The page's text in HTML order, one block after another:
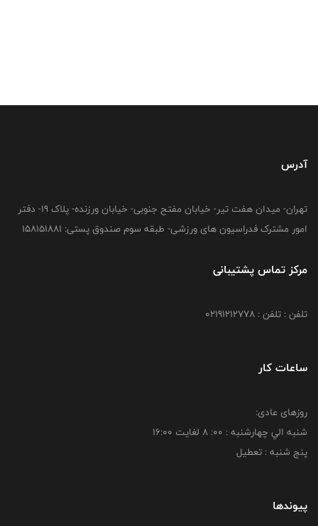
آدرس
تهران- میدان هفت تیر- خیابان مفتح جنوبی- خیابان ورزنده- پلاک 19- دفتر
امور مشترک فدراسیون های ورزشی- طبقه سوم صندوق پستی: 158151881
مرکز تماس پشتیبانی
تلفن : تلفن : 02191212778
ساعات کار
روزهای عادی:
شنبه الي چهارشنبه : 00: 8 لغايت 16:00
پنج شنبه : تعطیل
پیوندها